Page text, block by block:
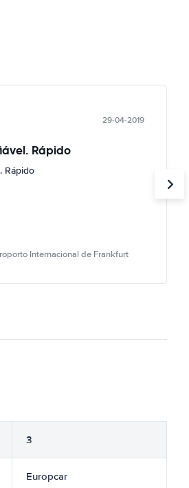
29-04-2019
Rápido
Rápido
Internacional de Frankfurt
3
Europcar